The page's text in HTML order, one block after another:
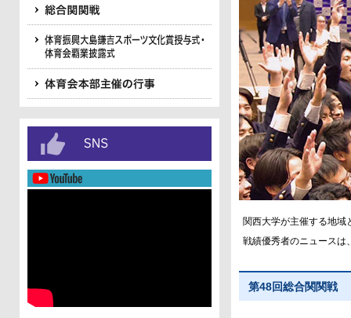
関西大学が主催する地域
戦績優秀者のニュースは
第48回総合関関戦